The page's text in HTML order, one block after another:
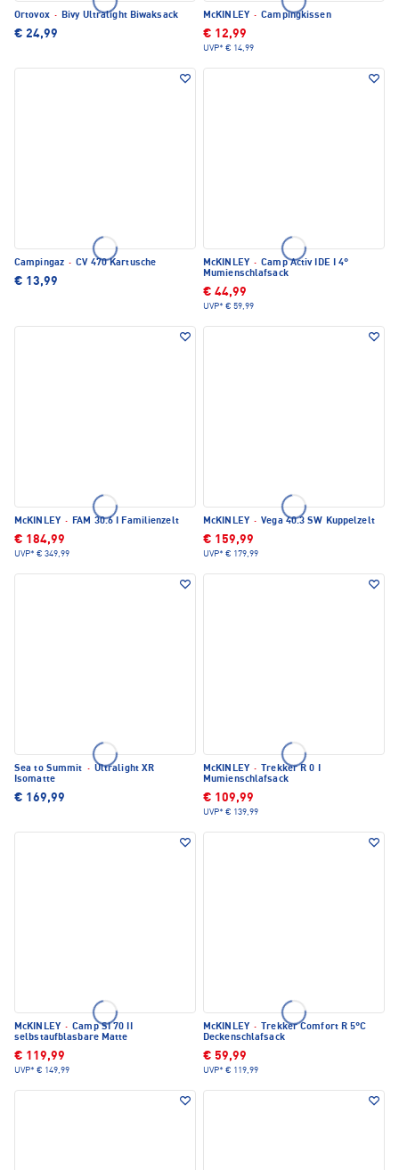
Ortovox · Bivy Ultralight Biwaksack
€ 24,99
McKINLEY · Campingkissen
€ 12,99
UVP* € 14,99
Campingaz · CV 470 Kartusche
€ 13,99
McKINLEY · Camp Activ IDE I 4°
Mumienschlafsack
€ 44,99
UVP* € 59,99
McKINLEY · FAM 30.6 I Familienzelt
€ 184,99
UVP* € 349,99
McKINLEY · Vega 40.3 SW Kuppelzelt
€ 159,99
UVP* € 179,99
Sea to Summit · Ultralight XR
Isomatte
€ 169,99
McKINLEY ·
Trekker R 0 I
Mumienschlafsack
€ 109,99
UVP* € 139,99
McKINLEY · Camp SI 70 II
selbstaufblasbare Matte
€ 119,99
UVP* € 149,99
McKINLEY ·
Trekker Comfort R 5°C
Deckenschlafsack
€ 59,99
UVP* € 119,99